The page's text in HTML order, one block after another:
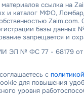
ссылка на
и каталог МФО,
Zaim.com.
базы данных
запрещается и
ЭЛ № ФС 77 - 68179 от
с
для повышения
уровня